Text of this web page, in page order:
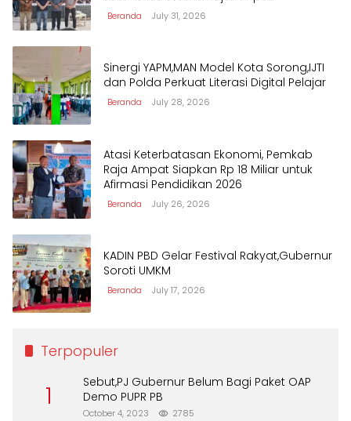
Beranda July 31, 2026
Sinergi YAPM,MAN Model Kota Sorong,IJTI
dan Polda Perkuat Literasi Digital Pelajar
Beranda July 28, 2026
Atasi Keterbatasan Ekonomi, Pemkab
Raja Ampat Siapkan Rp 18 Miliar untuk
Afirmasi Pendidikan 2026
Beranda July 26, 2026
KADIN PBD Gelar Festival Rakyat,Gubernur
Soroti UMKM
Beranda July 17, 2026
Terpopuler
1
Sebut,PJ Gubernur Belum Bagi Paket OAP
Demo PUPR PB
October 4, 2023 2785